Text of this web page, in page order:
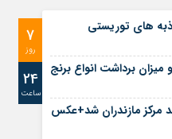
7
روز
24
ساعت
های توریستی
میزان برداشت انواع برنج
مرکز مازندران شد+عکس